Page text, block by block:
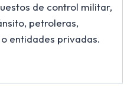
de control militar,
petroleras,
entidades privadas.